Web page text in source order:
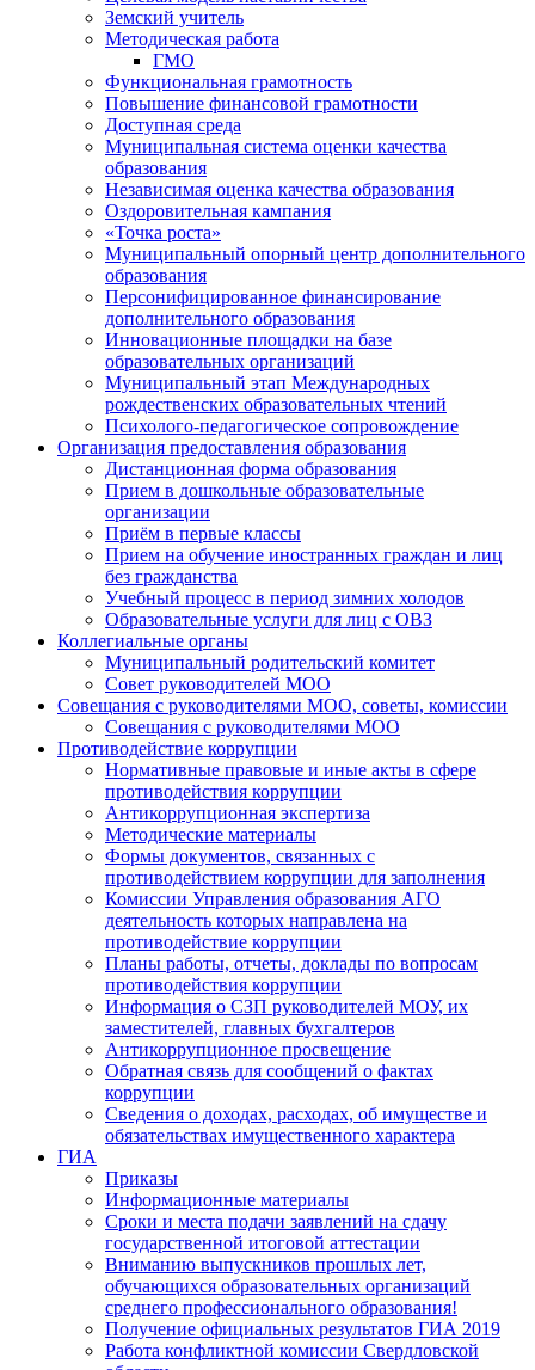
Земский учитель
Методическая работа
ГМО
Функциональная грамотность
Повышение финансовой грамотности
Доступная среда
Муниципальная система оценки качества
образования
Независимая оценка качества образования
Оздоровительная кампания
«Точка роста»
Муниципальный опорный центр дополнительного
образования
Персонифицированное финансирование
дополнительного образования
Инновационные площадки на базе
образовательных организаций
Муниципальный этап Международных
рождественских образовательных чтений
Психолого-педагогическое сопровождение
Организация предоставления образования
Дистанционная форма образования
Прием в дошкольные образовательные
организации
Приём в первые классы
Прием на обучение иностранных граждан и лиц
без гражданства
Учебный процесс в период зимних холодов
Образовательные услуги для лиц с ОВЗ
Коллегиальные органы
Муниципальный родительский комитет
Совет руководителей МОО
Совещания с руководителями МОО, советы, комиссии
Совещания с руководителями МОО
Противодействие коррупции
Нормативные правовые и иные акты в сфере
противодействия коррупции
Антикоррупционная экспертиза
Методические материалы
Формы документов, связанных с
противодействием коррупции для заполнения
Комиссии Управления образования АГО
деятельность которых направлена на
противодействие коррупции
Планы работы, отчеты, доклады по вопросам
противодействия коррупции
Информация о СЗП руководителей МОУ, их
заместителей, главных бухгалтеров
Антикоррупционное просвещение
Обратная связь для сообщений о фактах
коррупции
Сведения о доходах, расходах, об имуществе и
обязательствах имущественного характера
ГИА
Приказы
Информационные материалы
Сроки и места подачи заявлений на сдачу
государственной итоговой аттестации
Вниманию выпускников прошлых лет,
обучающихся образовательных организаций
среднего профессионального образования!
Получение официальных результатов ГИА 2019
Работа конфликтной комиссии Свердловской